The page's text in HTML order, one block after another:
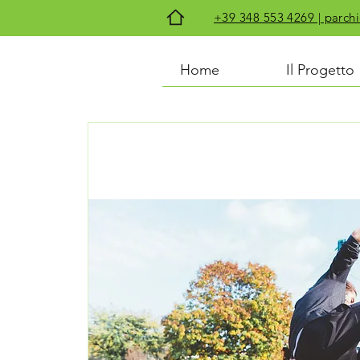
+39 348 553 4269 |
Home Il Progetto